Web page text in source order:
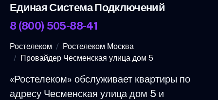
Единая Система Подключений
8 (800) 505-88-41
Ростелеком
Ростелеком Москва
Провайдер Чесменская улица дом 5
«Ростелеком» обслуживает квартиры по
адресу Чесменская улица дом 5 и